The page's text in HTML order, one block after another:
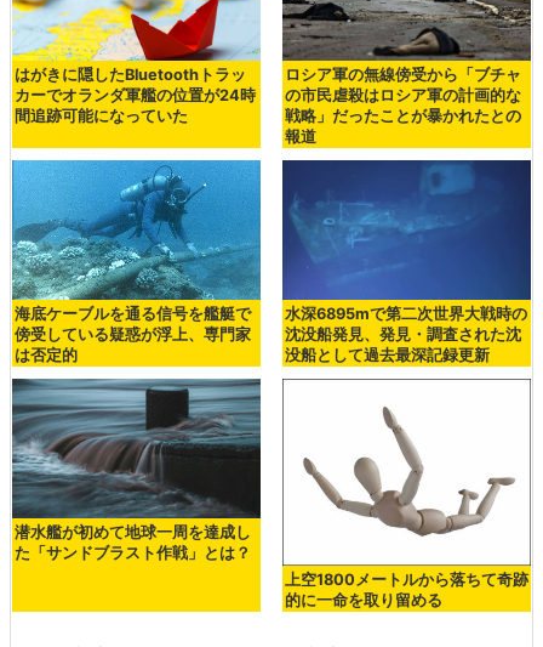
はがきに隠したBluetoothトラッ
カーでオランダ軍艦の位置が24時
間追跡可能になっていた
ロシア軍の無線傍受から「ブチャ
の市民虐殺はロシア軍の計画的な
戦略」だったことが暴かれたとの
報道
海底ケーブルを通る信号を艦艇で
傍受している疑惑が浮上、専門家
は否定的
水深6895mで第二次世界大戦時の
沈没船発見、発見・調査された沈
没船として過去最深記録更新
潜水艦が初めて地球一周を達成し
た「サンドブラスト作戦」とは？
上空1800メートルから落ちて奇跡
的に一命を取り留める